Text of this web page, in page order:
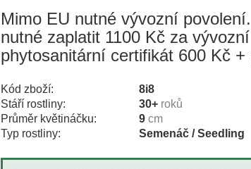
Mimo EU nutné vývozní
nutné zaplatit 1100 Kč za
phytosanitární certifikát 600 Kč +
Kód zboží:
8i8
Stáří rostliny:
30+ roků
Průměr květináčku:
9 cm
Typ rostliny:
Semenáč / Seedling